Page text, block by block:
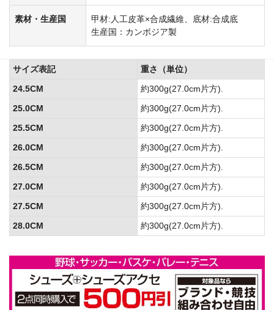
素材・生産国
甲材:人工皮革×合成繊維、底材:合成底
生産国：カンボジア製
サイズ表記
重さ（単位）
24.5CM
約300g(27.0cm片方).
25.0CM
約300g(27.0cm片方).
25.5CM
約300g(27.0cm片方).
26.0CM
約300g(27.0cm片方).
26.5CM
約300g(27.0cm片方).
27.0CM
約300g(27.0cm片方).
27.5CM
約300g(27.0cm片方).
28.0CM
約300g(27.0cm片方).